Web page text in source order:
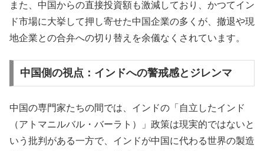
また、中国からの直接投資額も激減しており、かつてイン
ド市場に大挙して押し寄せた中国企業の多くが、撤退や現
地企業との合弁への切り替えを余儀なくされています。
中国側の視点：インドへの警戒感とジレンマ
中国の専門家たちの間では、インドの「自立したインド
（アトマニルバル・バーラト）」政策は現実的ではないと
いう批判がある一方で、インドが中国に代わる世界の製造